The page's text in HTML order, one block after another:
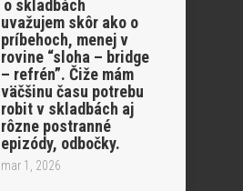
o skladbách
uvažujem skôr ako o
príbehoch, menej v
rovine “sloha – bridge
– refrén”. Čiže mám
väčšinu času potrebu
robit v skladbách aj
rôzne postranné
epizódy, odbočky.
mar 1, 2026